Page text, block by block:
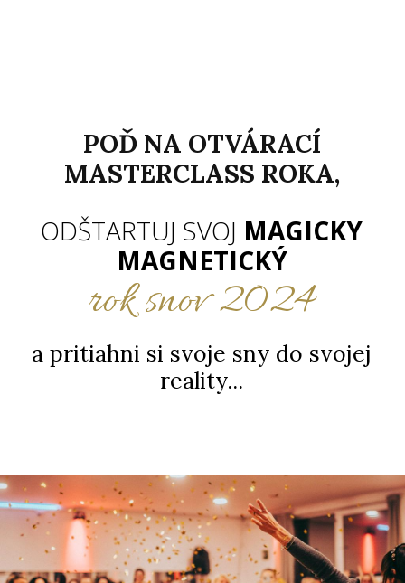
POĎ NA OTVÁRACÍ
MASTERCLASS ROKA,
ODŠTARTUJ SVOJ MAGICKY
MAGNETICKÝ
rok snov 2024
a pritiahni si svoje sny do svojej
reality...